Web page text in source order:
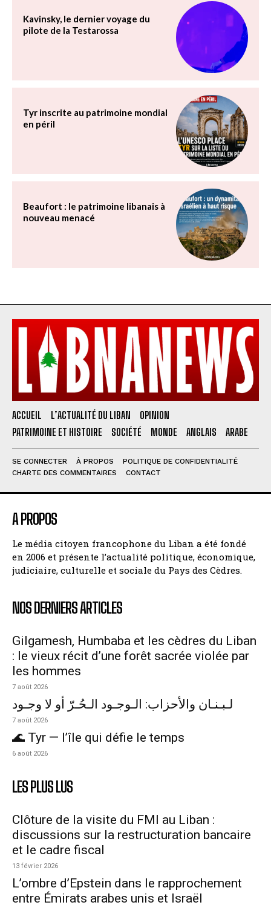
Kavinsky, le dernier voyage du
pilote de la Testarossa
Tyr inscrite au patrimoine mondial
en péril
Beaufort : le patrimoine libanais à
nouveau menacé
ACCUEIL L’ACTUALITÉ DU LIBAN
OPINION
PATRIMOINE ET HISTOIRE
SOCIÉTÉ MONDE ANGLAIS ARABE
SE CONNECTER À PROPOS
POLITIQUE DE CONFIDENTIALITÉ
CHARTE DES COMMENTAIRES
CONTACT
A PROPOS
Le média citoyen francophone du Liban a été fondé
en 2006 et présente l’actualité politique, économique,
judiciaire, culturelle et sociale du Pays des Cèdres.
NOS DERNIERS ARTICLES
Gilgamesh, Humbaba et les cèdres du Liban
: le vieux récit d’une forêt sacrée violée par
les hommes
7 août 2026
لـبـنـان والأحزاب: الـوجـود الـحُـرّ أو لا وجـود
7 août 2026
🌊 Tyr — l’île qui défie le temps
6 août 2026
LES PLUS LUS
Clôture de la visite du FMI au Liban :
discussions sur la restructuration bancaire
et le cadre fiscal
13 février 2026
L’ombre d’Epstein dans le rapprochement
entre Émirats arabes unis et Israël